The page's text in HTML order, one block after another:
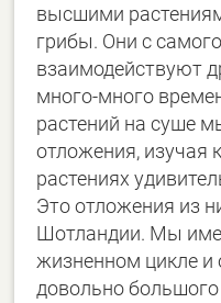
высшими
грибы. Они с
взаимодействуют
много-много
растений на суше
отложения, изучая
растениях
Это отложения из
Шотландии. Мы
жизненном цикле и
довольно